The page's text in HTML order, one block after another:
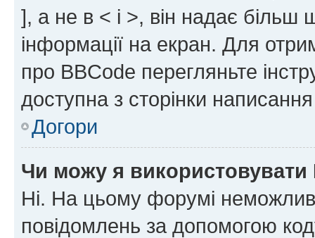
], а не в < і >, він надає більш
інформації на екран. Для
про BBCode перегляньте
доступна з сторінки
Догори
Чи можу я використовувати
Ні. На цьому форумі
повідомлень за допомогою